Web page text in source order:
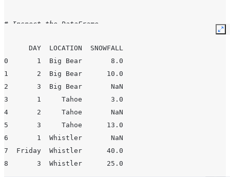
# Inspect the DataFrame
      DAY  LOCATION  SNOWFALL
0       1  Big Bear       8.0
1       2  Big Bear      10.0
2       3  Big Bear       NaN
3       1     Tahoe       3.0
4       2     Tahoe       NaN
5       3     Tahoe      13.0
6       1  Whistler       NaN
7  Friday  Whistler      40.0
8       3  Whistler      25.0